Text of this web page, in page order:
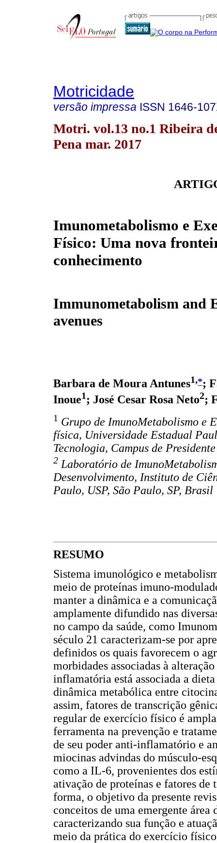
Motricidade
versão impressa ISSN 1646-
Motri. vol.13 no.1 Ribeira
Pena mar. 2017
Imunometabolismo e
Físico: Uma nova
conhecimento
Immunometabolism and
avenues
Barbara de Moura Antunes1,*;
Inoue1; José Cesar Rosa Neto2;
1 Grupo de ImunoMetabolismo e
física, Universidade Estadual
Tecnologia, Campus de
2 Laboratório de
Desenvolvimento, Instituto de
Paulo, USP, São Paulo, SP, Brasil
RESUMO
Sistema imunológico e
meio de proteínas imuno-
manter a dinâmica e a
amplamente difundido nas
no campo da saúde, como
século 21 caracterizam-se por
definidos os quais favorecem o
morbidades associadas à
inflamatória está associada a
dinâmica metabólica entre
assim, fatores de transcrição
regular de exercício físico é
ferramenta na prevenção e
de seu poder anti-inflamatório e
miocinas advindas do músculo-
como a IL-6, provenientes dos
ativação de proteínas e fatores de
forma, o objetivo da presente
conceitos de uma emergente
caracterizando sua função e
meio da prática do exercício